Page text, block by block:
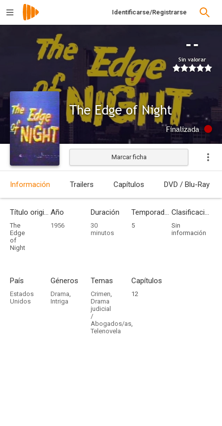
Identificarse/Registrarse
--
Sin valorar
The Edge of Night
Finalizada
Marcar ficha
Información Trailers Capítulos DVD / Blu-Ray
Título original
The
Edge
of
Night
Año
1956
Duración
30
minutos
Temporadas
5
Clasificación por edades
Sin
información
País
Estados
Unidos
Géneros
Drama,
Intriga
Temas
Crimen,
Drama
judicial
/
Abogados/as,
Telenovela
Capítulos
12